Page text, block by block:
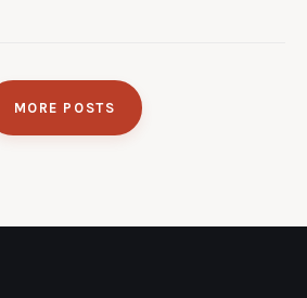
MORE POSTS